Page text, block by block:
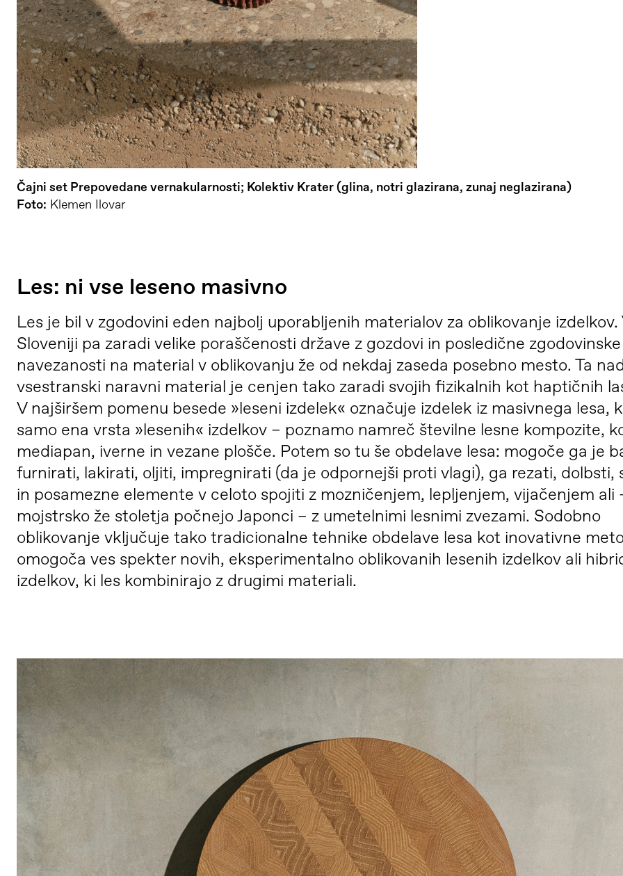
Čajni set Prepovedane vernakularnosti; Kolektiv Krater (glina, notri glazirana, zunaj neglazirana)
Foto: Klemen Ilovar
Les: ni vse leseno masivno
Les je bil v zgodovini eden najbolj uporabljenih materialov za oblikovanje izdelkov.
Sloveniji pa zaradi velike poraščenosti države z gozdovi in posledične zgodovinske
navezanosti na material v oblikovanju že od nekdaj zaseda posebno mesto. Ta
vsestranski naravni material je cenjen tako zaradi svojih fizikalnih kot haptičnih
V najširšem pomenu besede »leseni izdelek« označuje izdelek iz masivnega lesa,
samo ena vrsta »lesenih« izdelkov – poznamo namreč številne lesne kompozite,
mediapan, iverne in vezane plošče. Potem so tu še obdelave lesa: mogoče ga je
furnirati, lakirati, oljiti, impregnirati (da je odpornejši proti vlagi), ga rezati, dolbsti,
in posamezne elemente v celoto spojiti z mozničenjem, lepljenjem, vijačenjem ali
mojstrsko že stoletja počnejo Japonci – z umetelnimi lesnimi zvezami. Sodobno
oblikovanje vključuje tako tradicionalne tehnike obdelave lesa kot inovativne
omogoča ves spekter novih, eksperimentalno oblikovanih lesenih izdelkov ali
izdelkov, ki les kombinirajo z drugimi materiali.